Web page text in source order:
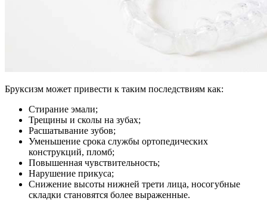
Бруксизм может привести к таким последствиям как:
Стирание эмали;
Трещины и сколы на зубах;
Расшатывание зубов;
Уменьшение срока службы ортопедических
конструкций, пломб;
Повышенная чувствительность;
Нарушение прикуса;
Снижение высоты нижней трети лица, носогубные
складки становятся более выраженные.